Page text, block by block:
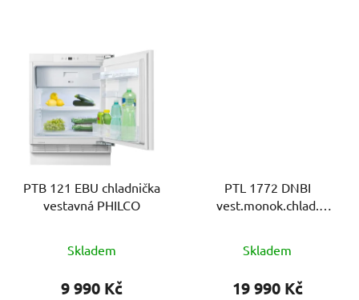
PTB 121 EBU chladnička
vestavná PHILCO
Skladem
9 990 Kč
PTL 1772 DNBI
vest.monok.chlad.
Skladem
19 990 Kč